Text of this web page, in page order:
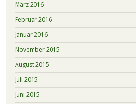
März 2016
Februar 2016
Januar 2016
November 2015
August 2015
Juli 2015
Juni 2015